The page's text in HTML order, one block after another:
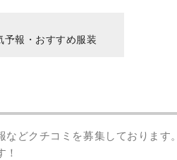
予報・おすすめ服装
どクチコミを募集しております。
！